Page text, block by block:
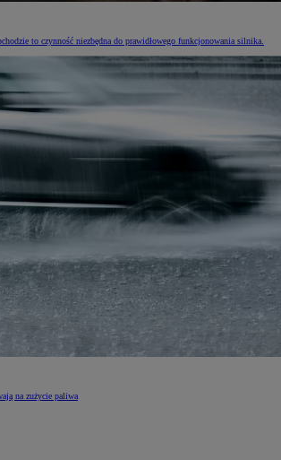
to czynność niezbędna do prawidłowego funkcjonowania silnika.
na zużycie paliwa